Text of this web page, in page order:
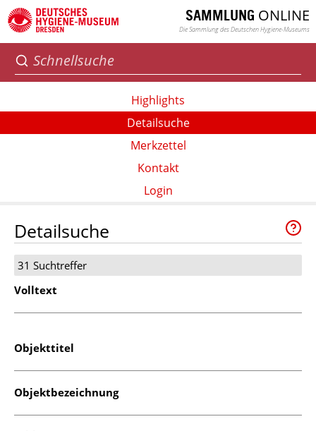
SAMMLUNG ONLINE
Die Sammlung des Deutschen Hygiene-Museums
Highlights
Detailsuche
Merkzettel
Kontakt
Login
Detailsuche
31 Suchtreffer
Volltext
Objekttitel
Objektbezeichnung